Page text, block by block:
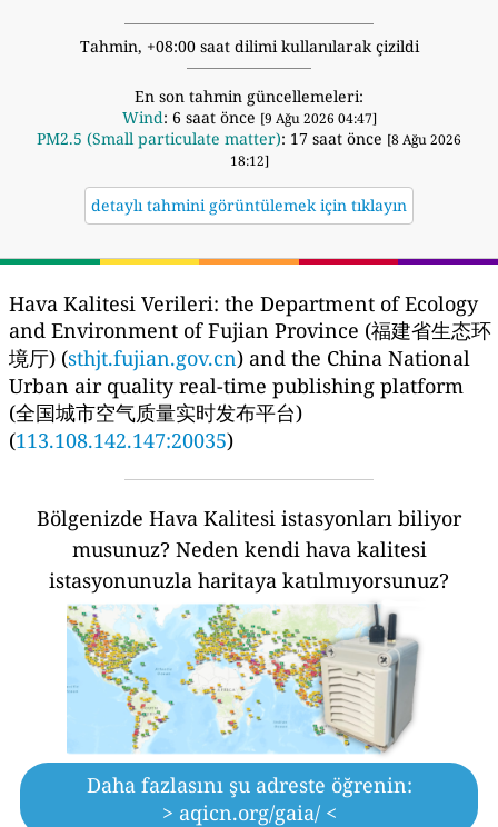
Tahmin, +08:00 saat dilimi kullanılarak çizildi
En son tahmin güncellemeleri:
Wind: 6 saat önce [9 Ağu 2026 04:47]
PM2.5 (Small particulate matter): 17 saat önce [8 Ağu 2026
18:12]
detaylı tahmini görüntülemek için tıklayın
Hava Kalitesi Verileri: the Department of Ecology
and Environment of Fujian Province (福建省生态环
境厅) (sthjt.fujian.gov.cn) and the China National
Urban air quality real-time publishing platform
(全国城市空气质量实时发布平台)
(113.108.142.147:20035)
Bölgenizde Hava Kalitesi istasyonları biliyor
musunuz? Neden kendi hava kalitesi
istasyonunuzla haritaya katılmıyorsunuz?
Daha fazlasını şu adreste öğrenin:
> aqicn.org/gaia/ <